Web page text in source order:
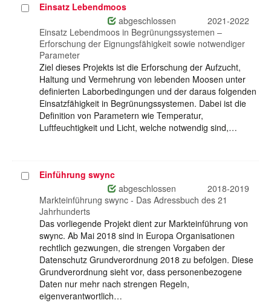
ProjektEinsatz Lebendmoos
abgeschlossen
2021-2022
Einsatz Lebendmoos in Begrünungssystemen –
Erforschung der Eignungsfähigkeit sowie notwendiger
Parameter
Ziel dieses Projekts ist die Erforschung der Aufzucht,
Haltung und Vermehrung von lebenden Moosen unter
definierten Laborbedingungen und der daraus folgenden
Einsatzfähigkeit in Begrünungssystemen. Dabei ist die
Definition von Parametern wie Temperatur,
Luftfeuchtigkeit und Licht, welche notwendig sind,…
ProjektEinführung swync
abgeschlossen
2018-2019
Markteinführung swync - Das Adressbuch des 21
Jahrhunderts
Das vorliegende Projekt dient zur Markteinführung von
swync. Ab Mai 2018 sind in Europa Organisationen
rechtlich gezwungen, die strengen Vorgaben der
Datenschutz Grundverordnung 2018 zu befolgen. Diese
Grundverordnung sieht vor, dass personenbezogene
Daten nur mehr nach strengen Regeln,
eigenverantwortlich…